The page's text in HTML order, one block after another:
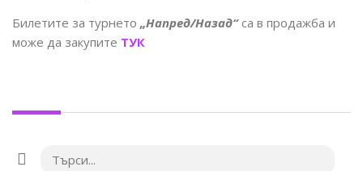
Билетите за турнето „Напред/Назад“са в продажба и
може да закупите ТУК